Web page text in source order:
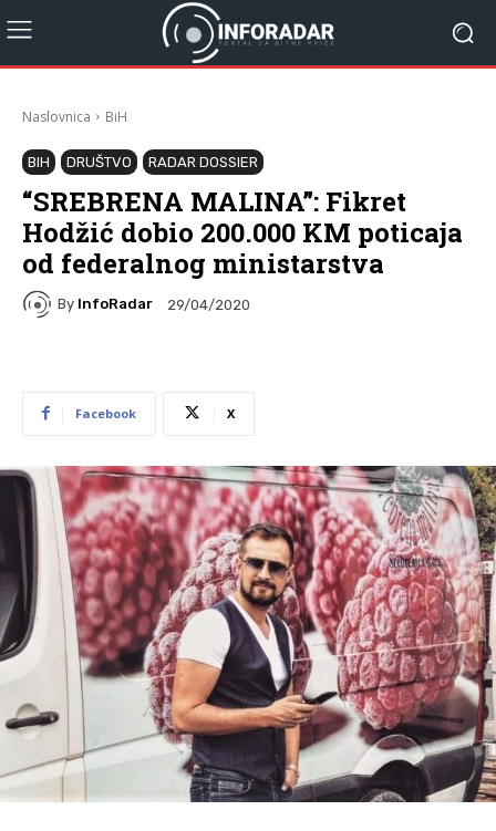
Naslovnica BiH
BIH DRUŠTVO RADAR DOSSIER
“SREBRENA MALINA”: Fikret
Hodžić dobio 200.000 KM poticaja
od federalnog ministarstva
By InfoRadar 29/04/2020
Facebook X